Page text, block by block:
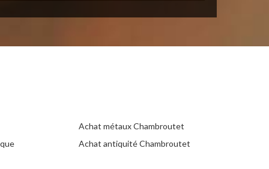
Achat métaux Chambroutet
Achat antiquité Chambroutet